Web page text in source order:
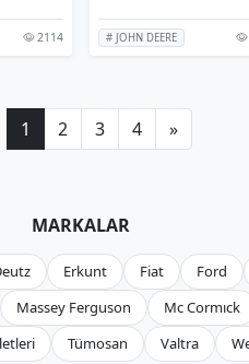
2114 # JOHN DEERE
1 2 3 4 »
MARKALAR
Erkunt Fiat Ford
Massey Ferguson Mc Cormıck
Tümosan Valtra